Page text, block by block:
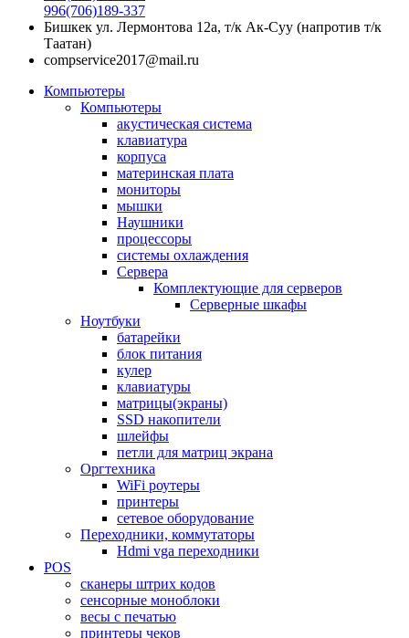
996(706)189-337
Бишкек ул. Лермонтова 12а, т/к Ак-Суу (напротив т/к
Таатан)
compservice2017@mail.ru
Компьютеры
Компьютеры
акустическая система
клавиатура
корпуса
материнская плата
мониторы
мышки
Наушники
процессоры
системы охлаждения
Сервера
Комплектующие для серверов
Серверные шкафы
Ноутбуки
батарейки
блок питания
кулер
клавиатуры
матрицы(экраны)
SSD накопители
шлейфы
петли для матриц экрана
Оргтехника
WiFi роутеры
принтеры
сетевое оборудование
Переходники, коммутаторы
Hdmi vga переходники
POS
сканеры штрих кодов
сенсорные моноблоки
весы с печатью
принтеры чеков